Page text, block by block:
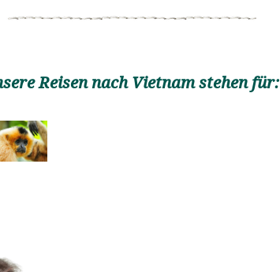
Reisen nach Vietnam stehen für: